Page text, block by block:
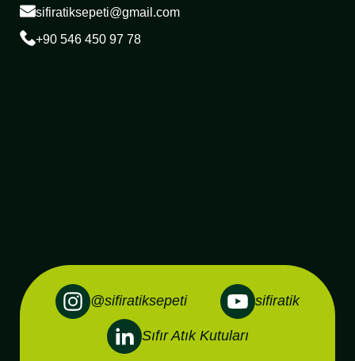
sifiratiksepeti@gmail.com
+90 546 450 97 78
@sifiratiksepeti sifiratik
Sıfır Atık Kutuları